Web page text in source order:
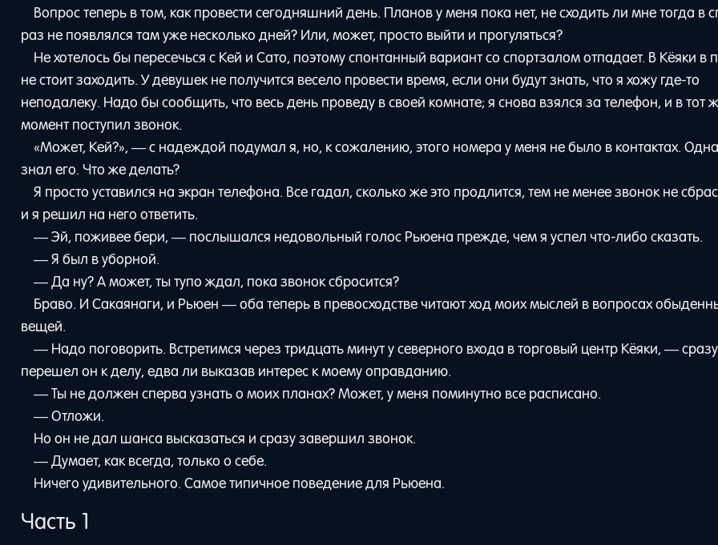
Вопрос теперь в том, как провести сегодняшний день. Планов у меня пока нет, не сходить ли мне тогда в
раз не появлялся там уже несколько дней? Или, может, просто выйти и прогуляться?
Не хотелось бы пересечься с Кей и Сато, поэтому спонтанный вариант со спортзалом отпадает. В Кёяки в
не стоит заходить. У девушек не получится весело провести время, если они будут знать, что я хожу где-то
неподалеку. Надо бы сообщить, что весь день проведу в своей комнате; я снова взялся за телефон, и в тот
момент поступил звонок.
«Может, Кей?», — с надеждой подумал я, но, к сожалению, этого номера у меня не было в контактах.
знал его. Что же делать?
Я просто уставился на экран телефона. Все гадал, сколько же это продлится, тем не менее звонок не
и я решил на него ответить.
— Эй, поживее бери, — послышался недовольный голос Рьюена прежде, чем я успел что-либо сказать.
— Я был в уборной.
— Да ну? А может, ты тупо ждал, пока звонок сбросится?
Браво. И Сакаянаги, и Рьюен — оба теперь в превосходстве читают ход моих мыслей в вопросах
вещей.
— Надо поговорить. Встретимся через тридцать минут у северного входа в торговый центр Кёяки, — сразу
перешел он к делу, едва ли выказав интерес к моему оправданию.
— Ты не должен сперва узнать о моих планах? Может, у меня поминутно все расписано.
— Отложи.
Но он не дал шанса высказаться и сразу завершил звонок.
— Думает, как всегда, только о себе.
Ничего удивительного. Самое типичное поведение для Рьюена.
Часть 1